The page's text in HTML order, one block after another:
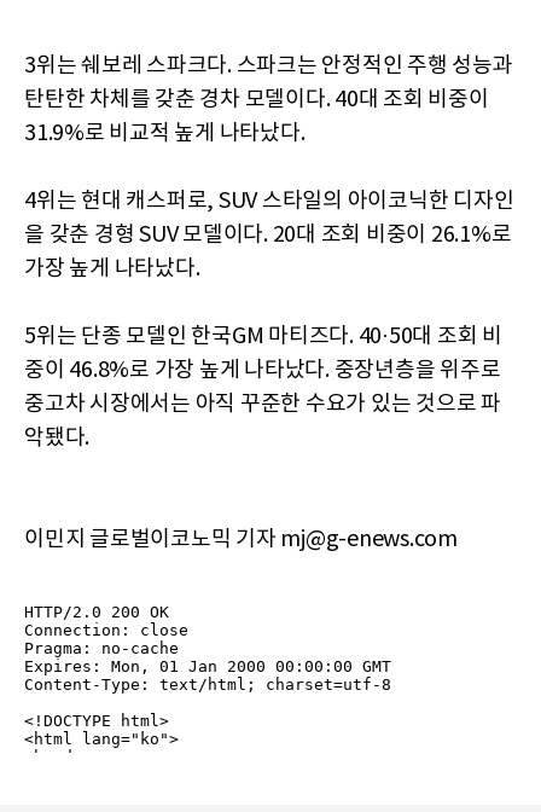
3위는 쉐보레 스파크다. 스파크는 안정적인 주행 성능과
탄탄한 차체를 갖춘 경차 모델이다. 40대 조회 비중이
31.9%로 비교적 높게 나타났다.
4위는 현대 캐스퍼로, SUV 스타일의 아이코닉한 디자인
을 갖춘 경형 SUV 모델이다. 20대 조회 비중이 26.1%로
가장 높게 나타났다.
5위는 단종 모델인 한국GM 마티즈다. 40·50대 조회 비
중이 46.8%로 가장 높게 나타났다. 중장년층을 위주로
중고차 시장에서는 아직 꾸준한 수요가 있는 것으로 파
악됐다.
이민지 글로벌이코노믹 기자 mj@g-enews.com